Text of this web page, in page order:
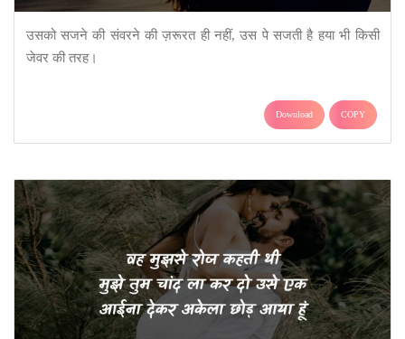
उसको सजने की संवरने की ज़रूरत​ ​ही नहीं​,​ ​उस पे सजती है हया भी किसी
जेवर ​की तरह।
Download COPY